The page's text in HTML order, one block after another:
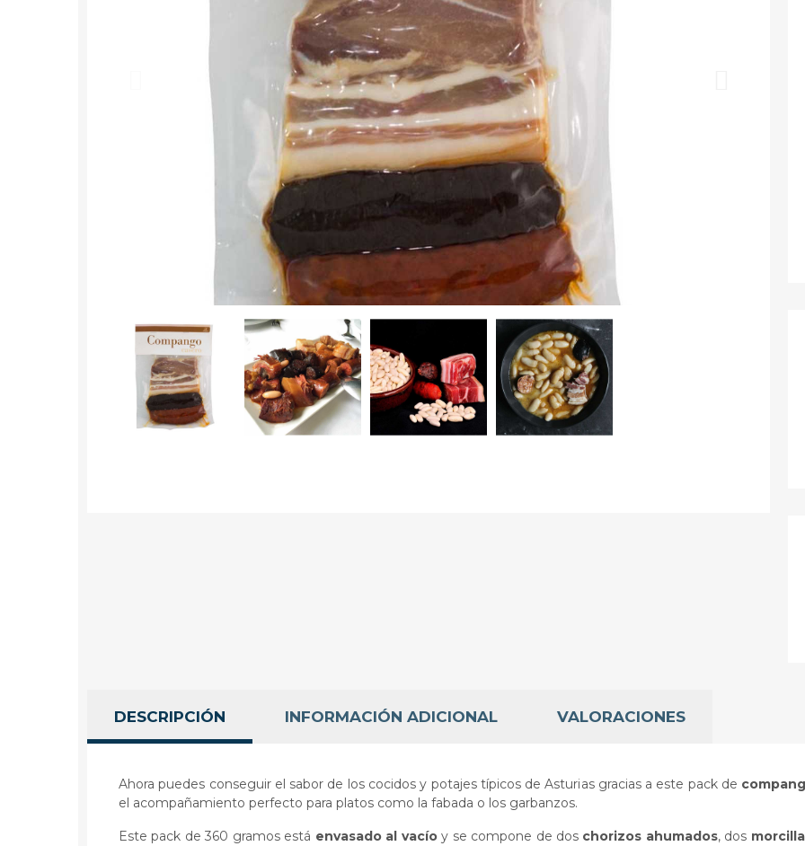
DESCRIPCIÓN INFORMACIÓN ADICIONAL VALORACIONES
Ahora puedes conseguir el sabor de los cocidos y potajes típicos de Asturias gracias a este pack de
el acompañamiento perfecto para platos como la fabada o los garbanzos.
Este pack de 360 gramos está envasado al vacíoy se compone de dos chorizos ahumados, dos